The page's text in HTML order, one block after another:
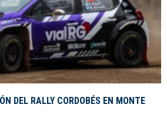
DEL RALLY CORDOBÉS EN MONTE